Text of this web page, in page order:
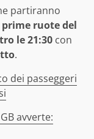
partiranno
prime ruote del
le 21:30 con
.
dei passeggeri
avverte: